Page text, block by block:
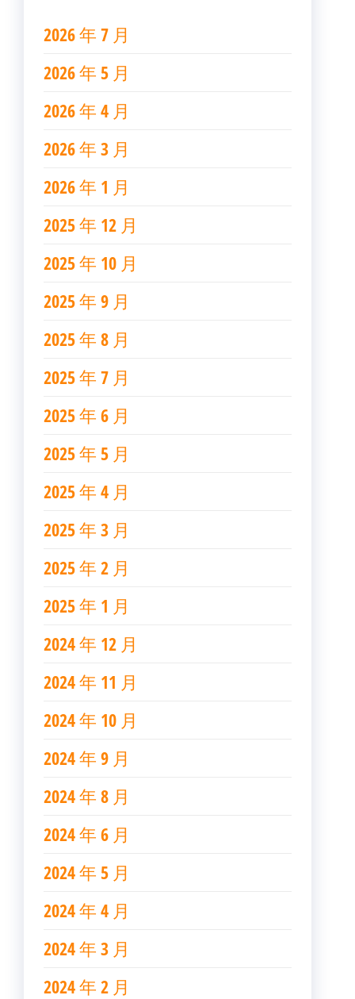
2026 年 7 月
2026 年 5 月
2026 年 4 月
2026 年 3 月
2026 年 1 月
2025 年 12 月
2025 年 10 月
2025 年 9 月
2025 年 8 月
2025 年 7 月
2025 年 6 月
2025 年 5 月
2025 年 4 月
2025 年 3 月
2025 年 2 月
2025 年 1 月
2024 年 12 月
2024 年 11 月
2024 年 10 月
2024 年 9 月
2024 年 8 月
2024 年 6 月
2024 年 5 月
2024 年 4 月
2024 年 3 月
2024 年 2 月